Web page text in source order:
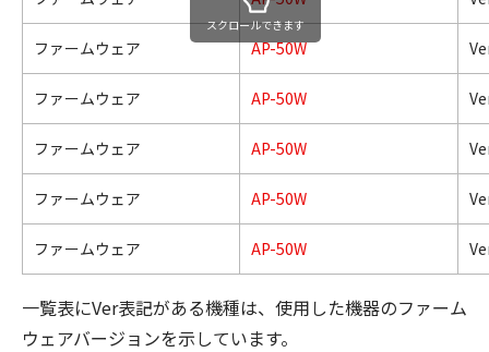
ファームウェア AP-50W
ファームウェア AP-50W
ファームウェア AP-50W
ファームウェア AP-50W
ファームウェア AP-50W
スクロールできます
一覧表にVer表記がある機種は、使用した機器のファーム
ウェアバージョンを示しています。